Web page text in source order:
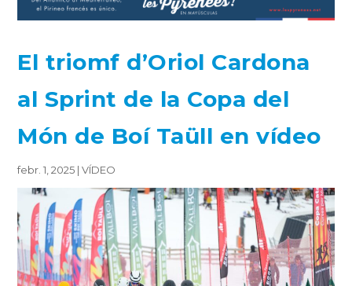
El triomf d’Oriol Cardona
al Sprint de la Copa del
Món de Boí Taüll en vídeo
febr. 1, 2025 |VÍDEO